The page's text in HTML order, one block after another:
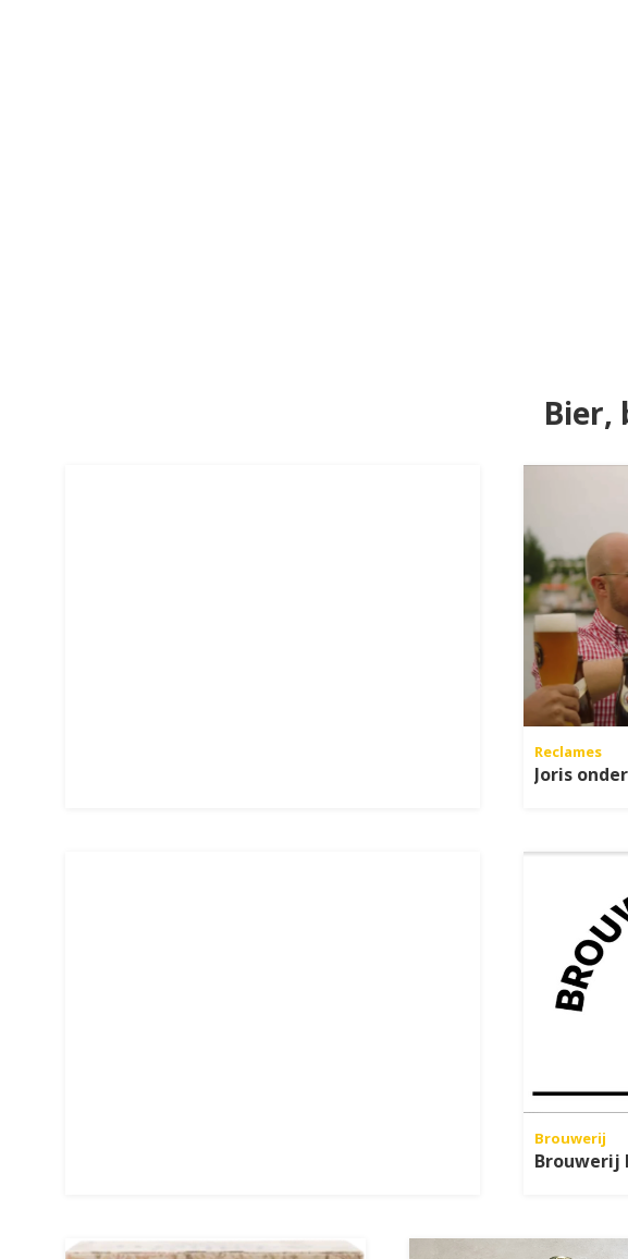
Bier,
Reclames
Joris
Brouwerij
Brouwerij